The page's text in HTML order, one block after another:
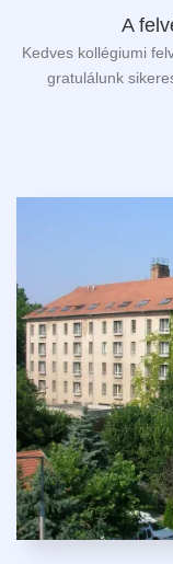
A
Kedves kollégiumi
gratulálunk